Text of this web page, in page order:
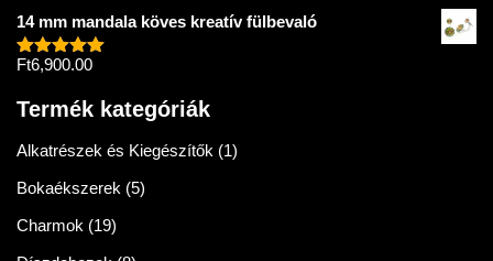
14 mm mandala köves kreatív fülbevaló
Értékelés:
Ft6,900.00
Termék kategóriák
Alkatrészek és Kiegészítők (1)
Bokaékszerek (5)
Charmok (19)